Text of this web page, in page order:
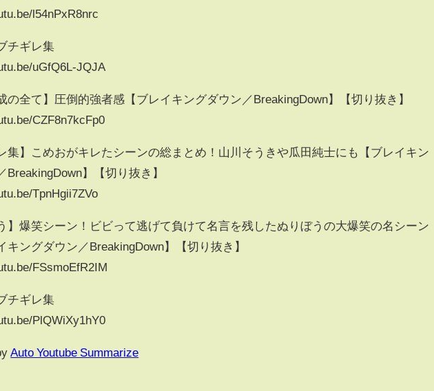
l54nPxR8nrc
チギレ集
uGfQ6L-JQJA
の全て】圧倒的強者感【ブレイキングダウン／BreakingDown】【切り抜き】
CZF8n7kcFp0
集】こめおがキレたシーンの総まとめ！山川そうきや瓜田純士にも【ブレイキン
BreakingDown】【切り抜き】
TpnHgii7ZVo
】爆笑シーン！ビビって逃げて負けて名言を残したぬりぼうの大爆笑の名シーン
キングダウン／BreakingDown】【切り抜き】
FSsmoEfR2IM
チギレ集
PlQWiXy1hY0
Auto Youtube Summarize